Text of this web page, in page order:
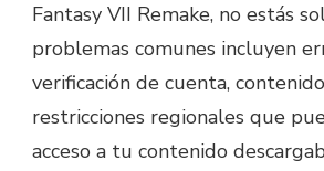
Fantasy VII Remake, no estás
problemas comunes incluyen
verificación de cuenta,
restricciones regionales que
acceso a tu contenido